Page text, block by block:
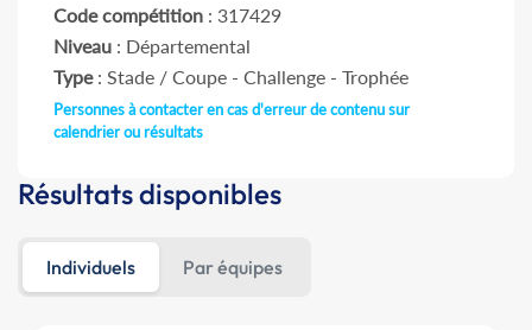
Code compétition : 317429
Niveau : Départemental
Type: Stade / Coupe - Challenge - Trophée
Personnes à contacter en cas d'erreur de contenu sur
calendrier ou résultats
Résultats disponibles
Individuels Par équipes